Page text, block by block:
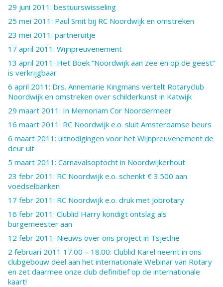
29 juni 2011: bestuurswisseling
25 mei 2011: Paul Smit bij RC Noordwijk en omstreken
23 mei 2011: partneruitje
17 april 2011: Wijnpreuvenement
13 april 2011: Het Boek “Noordwijk aan zee en op de geest”
is verkrijgbaar
6 april 2011: Drs. Annemarie Kingmans vertelt Rotaryclub
Noordwijk en omstreken over schilderkunst in Katwijk
29 maart 2011: In Memoriam Cor Noordermeer
16 maart 2011: RC Noordwijk e.o. sluit Amsterdamse beurs
6 maart 2011: uitnodigingen voor het Wijnpreuvenement de
deur uit
5 maart 2011: Carnavalsoptocht in Noordwijkerhout
23 febr 2011: RC Noordwijk e.o. schenkt € 3.500 aan
voedselbanken
17 febr 2011: RC Noordwijk e.o. druk met Jobrotary
16 febr 2011: Clublid Harry kondigt ontslag als
burgemeester aan
12 febr 2011: Nieuws over ons project in Tsjechië
2 februari 2011 17.00 – 18.00: Clublid Karel neemt in ons
clubgebouw deel aan het internationale Webinar van Rotary
en zet daarmee onze club definitief op de internationale
kaart!